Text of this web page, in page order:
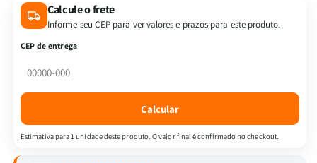
De
Glória
em
+
+
LIVRO
De
Glória
+
Calcule o frete
Informe seu CEP para ver valores e prazos para este produto.
CEP de entrega
Calcular
Estimativa para 1 unidade deste produto. O valor final é confirmado no checkout.